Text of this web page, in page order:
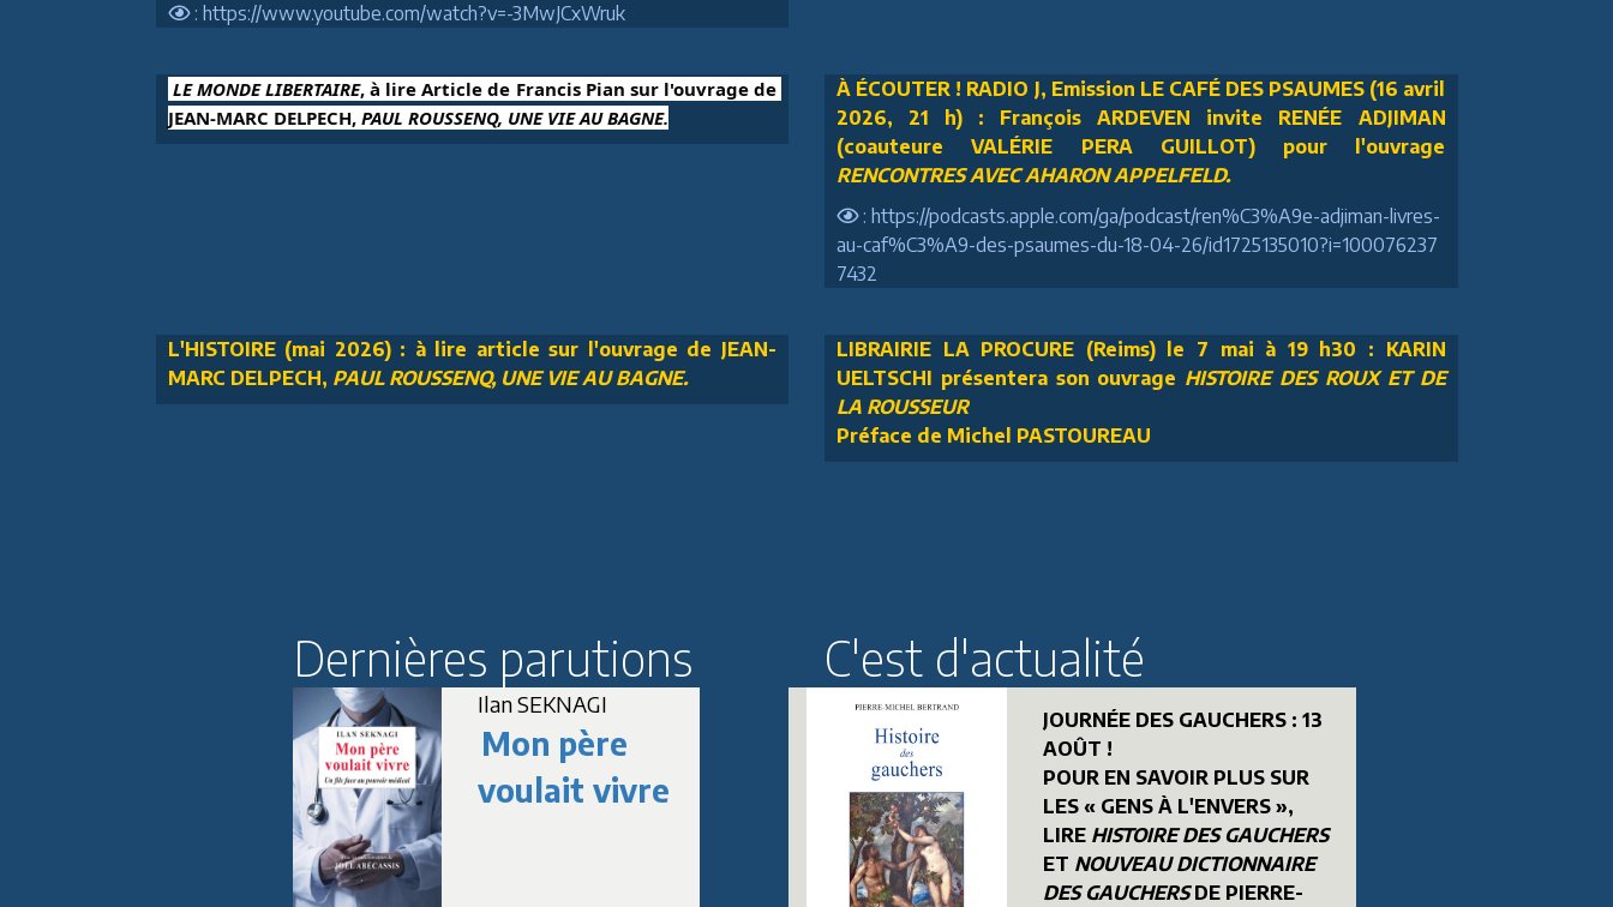
: https://www.youtube.com/watch?v=-3MwJCxWruk
LE MONDE LIBERTAIRE, à lire Article de Francis Pian sur l'ouvrage de
JEAN-MARC DELPECH, PAUL ROUSSENQ, UNE VIE AU BAGNE.
À ÉCOUTER ! RADIO J, Emission LE CAFÉ DES PSAUMES (16 avril
2026, 21 h) : François ARDEVEN invite RENÉE ADJIMAN
(coauteure VALÉRIE PERA GUILLOT) pour l'ouvrage
RENCONTRES AVEC AHARON APPELFELD.
: https://podcasts.apple.com/ga/podcast/ren%C3%A9e-adjiman-livres-
au-caf%C3%A9-des-psaumes-du-18-04-26/id1725135010?i=100076237
7432
L'HISTOIRE (mai 2026) : à lire article sur l'ouvrage de JEAN-
MARC DELPECH, PAUL ROUSSENQ, UNE VIE AU BAGNE.
LIBRAIRIE LA PROCURE (Reims) le 7 mai à 19 h30 : KARIN
UELTSCHI présentera son ouvrage HISTOIRE DES ROUX ET DE
LA ROUSSEUR
Préface de Michel PASTOUREAU
Dernières parutions
Ilan SEKNAGI
Mon père
voulait vivre
Jean-Marc DELPECH
Paul
Roussenq
PERA GUILLOT Valérie
Rencontres
avec Aharon
Appelfeld
C'est d'actualité
JOURNÉE DES GAUCHERS : 13
AOÛT !
POUR EN SAVOIR PLUS SUR
LES « GENS À L'ENVERS »,
LIRE HISTOIRE DES GAUCHERS
ET NOUVEAU DICTIONNAIRE
DES GAUCHERSDE PIERRE-